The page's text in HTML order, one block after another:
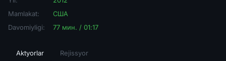
Mamlakat:
США
Davomiyligi:
77 мин. / 01:17
Aktyorlar Rejissyor